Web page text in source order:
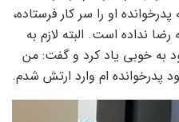
او را سر کار فرستاده،
نداده است. البته لازم به
به خوبی یاد کرد و گفت: من
پدرخوانده ام وارد ارتش شدم.